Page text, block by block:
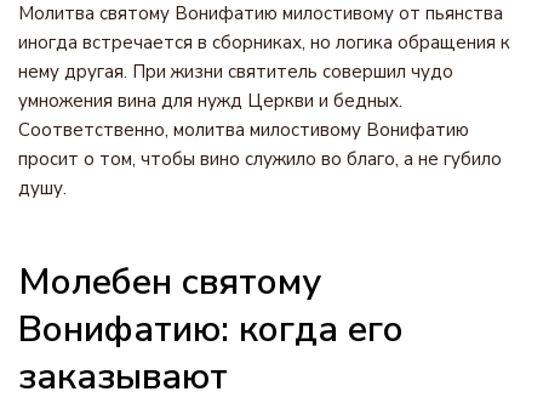
Молитва святому Вонифатию милостивому от пьянства
иногда встречается в сборниках, но логика обращения к
нему другая. При жизни святитель совершил чудо
умножения вина для нужд Церкви и бедных.
Соответственно, молитва милостивому Вонифатию
просит о том, чтобы вино служило во благо, а не губило
душу.
Молебен святому
Вонифатию: когда его
заказывают